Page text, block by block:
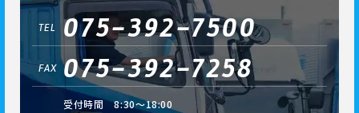
TEL 075-392-7500
FAX 075-392-7258
受付時間 8:30～18:00